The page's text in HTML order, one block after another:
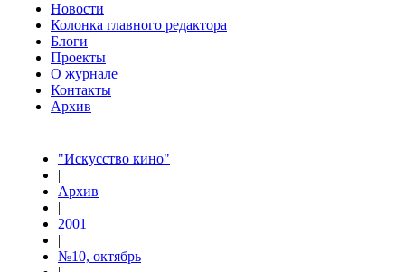
Новости
Колонка главного редактора
Блоги
Проекты
О журнале
Контакты
Архив
"Искусство кино"
|
Архив
|
2001
|
№10, октябрь